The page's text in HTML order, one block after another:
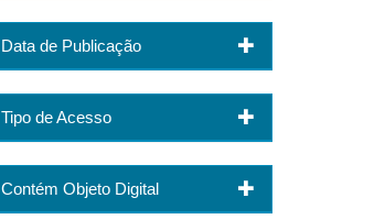
Data de Publicação
Tipo de Acesso
Contém Objeto Digital